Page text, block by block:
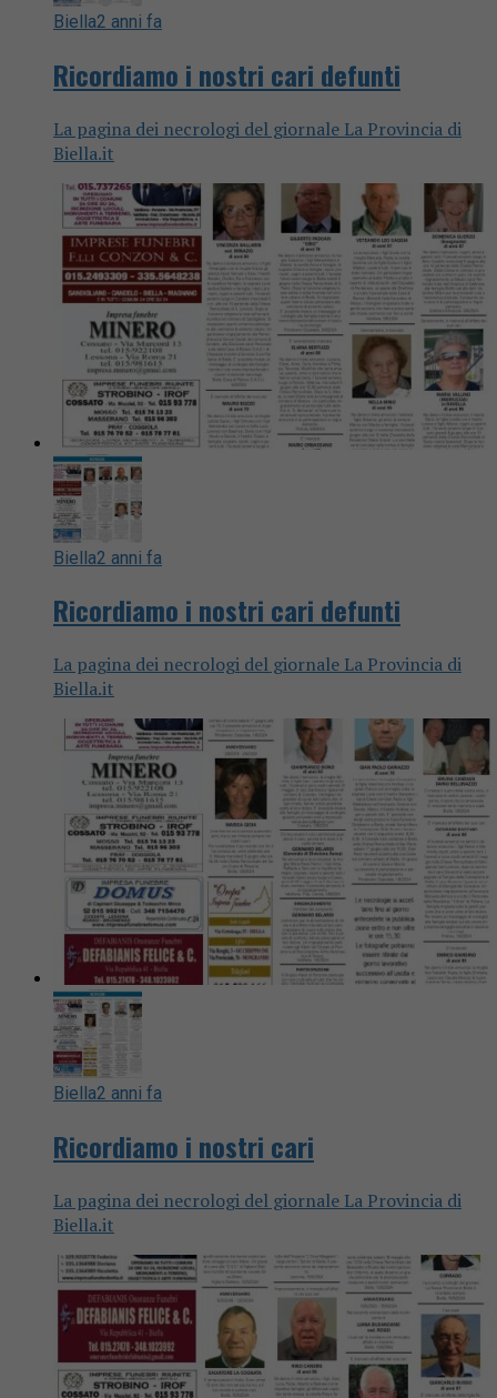
Biella2 anni fa
Ricordiamo i nostri cari defunti
La pagina dei necrologi del giornale La Provincia di
Biella.it
Biella2 anni fa
Ricordiamo i nostri cari defunti
La pagina dei necrologi del giornale La Provincia di
Biella.it
Biella2 anni fa
Ricordiamo i nostri cari
La pagina dei necrologi del giornale La Provincia di
Biella.it